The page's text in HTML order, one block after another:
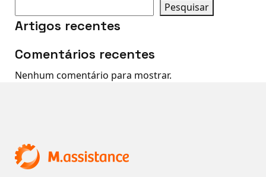
Pesquisar
Artigos recentes
Comentários recentes
Nenhum comentário para mostrar.